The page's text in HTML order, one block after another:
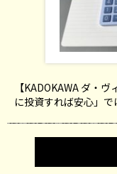
【KADOKAWA ダ・
に投資すれば安心」で